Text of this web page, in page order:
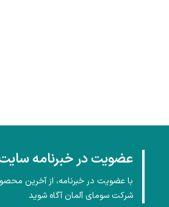
عضویت در خبرنامه
با عضویت در خبرنامه، از آخرین
شرکت سومای آلمان آگاه شوید